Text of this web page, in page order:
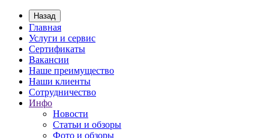
Назад
Главная
Услуги и сервис
Сертификаты
Вакансии
Наше преимущество
Наши клиенты
Сотрудничество
Инфо
Новости
Статьи и обзоры
Фото и обзоры